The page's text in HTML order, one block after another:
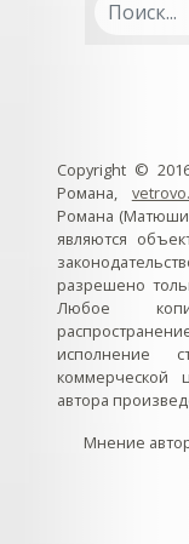
Copyright ©
Романа,
Романа
являются
разрешено
Любое
исполнение
автора
Мнение